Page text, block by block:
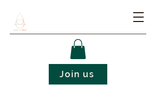
Join us